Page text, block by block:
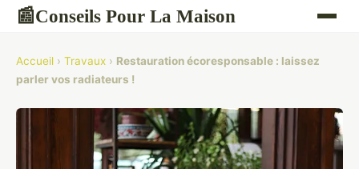
📰Conseils Pour La Maison
Accueil › Travaux › Restauration écoresponsable : laissez
parler vos radiateurs !